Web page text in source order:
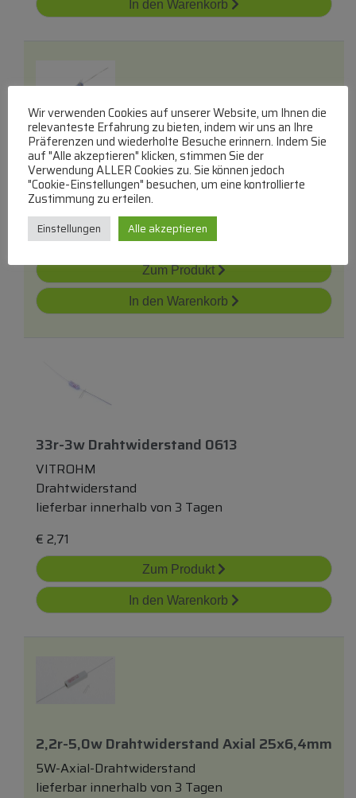
In den Warenkorb
0,15r-2w Drahtwiderstand Axial 0613 -rohs-
Konform-
2W-Axial-Drahtwiderstand
lieferbar innerhalb von 3 Tagen
€2,71
Zum Produkt
In den Warenkorb
33r-3w Drahtwiderstand 0613
VITROHM
Drahtwiderstand
lieferbar innerhalb von 3 Tagen
€ 2,71
Zum Produkt
In den Warenkorb
2,2r-5,0w Drahtwiderstand Axial 25x6,4mm
5W-Axial-Drahtwiderstand
lieferbar innerhalb von 3 Tagen
Wir verwenden Cookies auf unserer Website, um Ihnen die
relevanteste Erfahrung zu bieten, indem wir uns an Ihre
Präferenzen und wiederholte Besuche erinnern. Indem Sie
auf "Alle akzeptieren" klicken, stimmen Sie der
Verwendung ALLER Cookies zu. Sie können jedoch
"Cookie-Einstellungen" besuchen, um eine kontrollierte
Zustimmung zu erteilen.
Einstellungen Alle akzeptieren